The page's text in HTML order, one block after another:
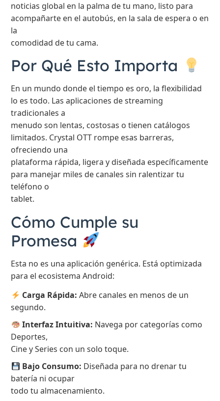
noticias global en la palma de tu mano, listo para
acompañarte en el autobús, en la sala de espera o en
la
comodidad de tu cama.
Por Qué Esto Importa
En un mundo donde el tiempo es oro, la flexibilidad
lo es todo. Las aplicaciones de streaming
tradicionales a
menudo son lentas, costosas o tienen catálogos
limitados. Crystal OTT rompe esas barreras,
ofreciendo una
plataforma rápida, ligera y diseñada específicamente
para manejar miles de canales sin ralentizar tu
teléfono o
tablet.
Cómo Cumple su
Promesa
Esta no es una aplicación genérica. Está optimizada
para el ecosistema Android:
Carga Rápida: Abre canales en menos de un
segundo.
Interfaz Intuitiva: Navega por categorías como
Deportes,
Cine y Series con un solo toque.
Bajo Consumo: Diseñada para no drenar tu
batería ni ocupar
todo tu almacenamiento.